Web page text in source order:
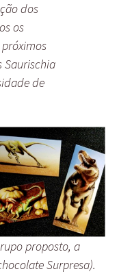
dos
os
Saurischia
de
proposto, a
Surpresa).